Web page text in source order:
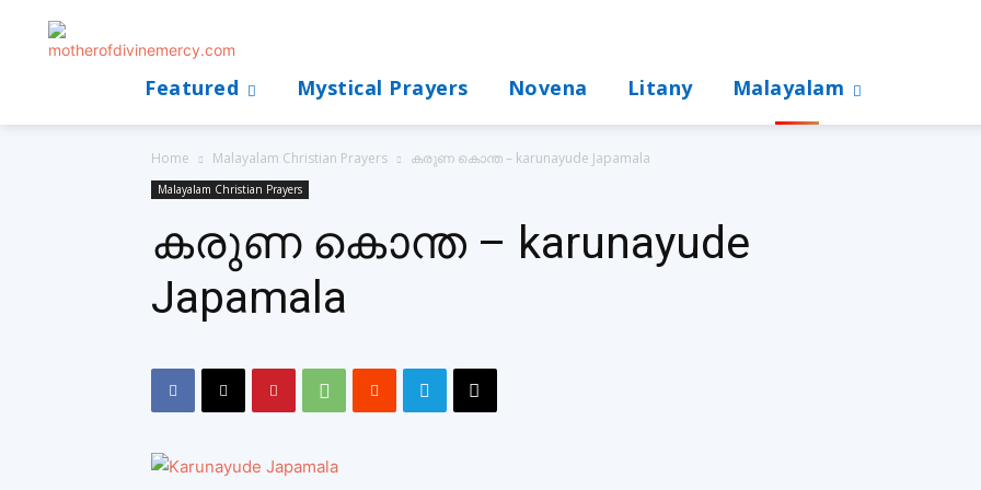
Featured Mystical Prayers Novena Litany Malayalam
Home Malayalam Christian Prayers കരുണ കൊന്ത – karunayude Japamala
Malayalam Christian Prayers
കരുണ കൊന്ത – karunayude
Japamala